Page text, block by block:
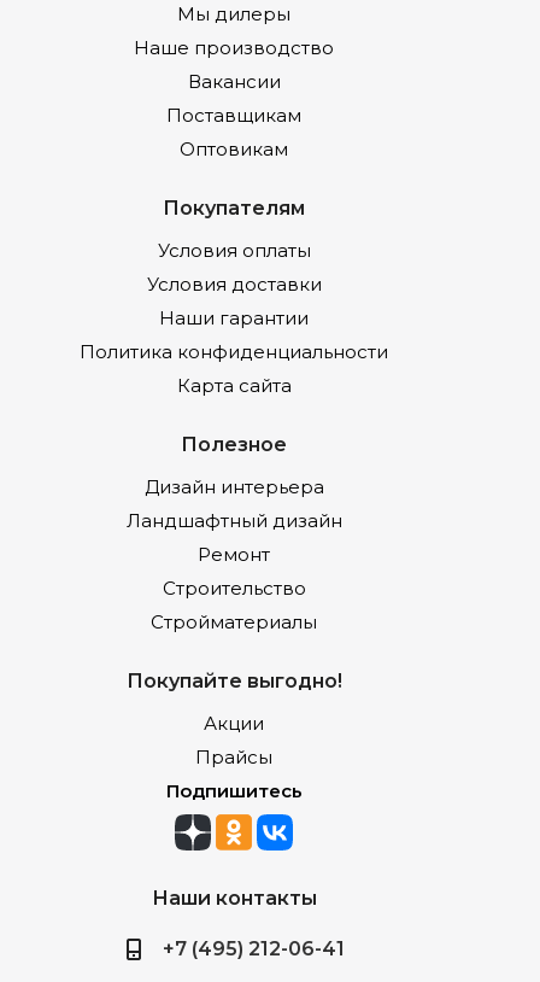
Мы дилеры
Наше производство
Вакансии
Поставщикам
Оптовикам
Покупателям
Условия оплаты
Условия доставки
Наши гарантии
Политика конфиденциальности
Карта сайта
Полезное
Дизайн интерьера
Ландшафтный дизайн
Ремонт
Строительство
Стройматериалы
Покупайте выгодно!
Акции
Прайсы
Подпишитесь
Наши контакты
+7 (495) 212-06-41